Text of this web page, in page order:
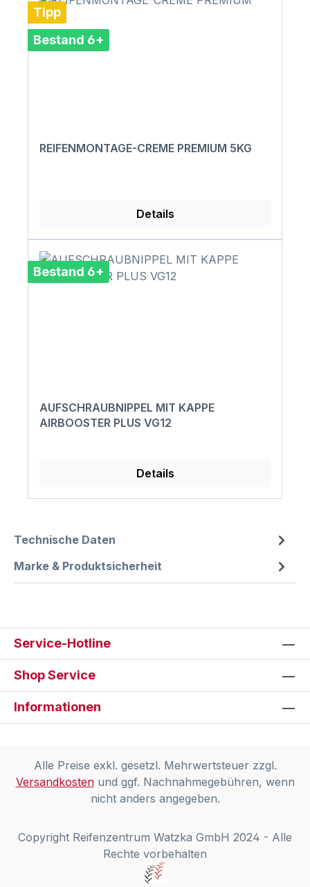
Tipp
Bestand 6+
REIFENMONTAGE-CREME PREMIUM 5KG
Details
Bestand 6+
AUFSCHRAUBNIPPEL MIT KAPPE
AIRBOOSTER PLUS VG12
Details
Technische Daten
Marke & Produktsicherheit
Service-Hotline
Shop Service
Informationen
Alle Preise exkl. gesetzl. Mehrwertsteuer zzgl.
Versandkostenund ggf. Nachnahmegebühren, wenn
nicht anders angegeben.
Copyright Reifenzentrum Watzka GmbH 2024 - Alle
Rechte vorbehalten